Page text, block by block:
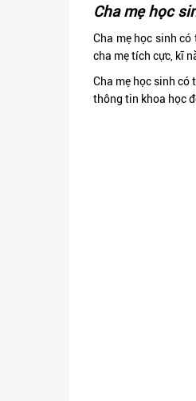
Cha mẹ học
Cha mẹ học sinh
cha mẹ tích cực, kĩ
Cha mẹ học sinh có
thông tin khoa học